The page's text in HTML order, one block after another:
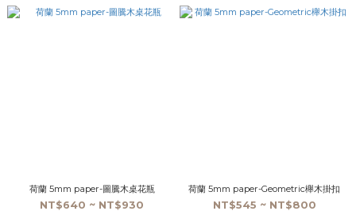
荷蘭 5mm paper-圖騰木桌花瓶
NT$640 ~ NT$930
荷蘭 5mm paper-Geometric櫸木掛扣
NT$545 ~ NT$800